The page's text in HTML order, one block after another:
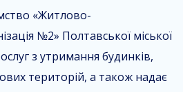
«Житлово-
№2» Полтавської міської
з утримання будинків,
територій, а також надає